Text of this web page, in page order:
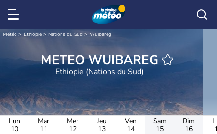
Météo Ethiopie Nations du Sud Wuibareg
METEO WUIBAREG
Ethiopie (Nations du Sud)
Lun
10
Mar
11
Mer
12
Jeu
13
Ven
14
Sam
15
Dim
16